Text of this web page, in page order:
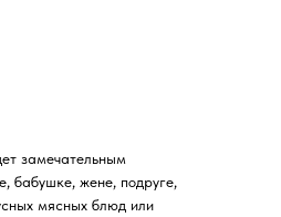
замечательным
бабушке, жене, подруге,
мясных блюд или